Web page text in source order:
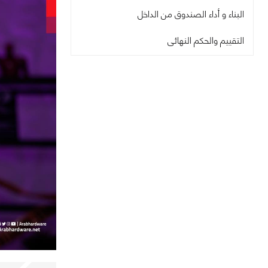
البناء و أداء الصندوق من الداخل
التقييم والحكم النهائى